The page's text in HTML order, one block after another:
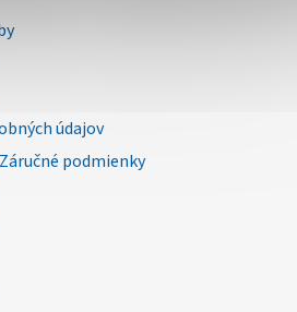
údajov
podmienky